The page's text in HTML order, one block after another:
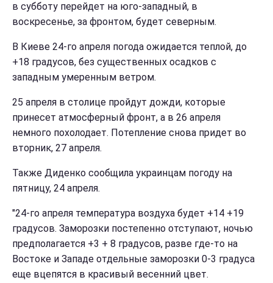
в субботу перейдет на юго-западный, в
воскресенье, за фронтом, будет северным.
В Киеве 24-го апреля погода ожидается теплой, до
+18 градусов, без существенных осадков с
западным умеренным ветром.
25 апреля в столице пройдут дожди, которые
принесет атмосферный фронт, а в 26 апреля
немного похолодает. Потепление снова придет во
вторник, 27 апреля.
Также Диденко сообщила украинцам погоду на
пятницу, 24 апреля.
"24-го апреля температура воздуха будет +14 +19
градусов. Заморозки постепенно отступают, ночью
предполагается +3 + 8 градусов, разве где-то на
Востоке и Западе отдельные заморозки 0-3 градуса
еще вцепятся в красивый весенний цвет.